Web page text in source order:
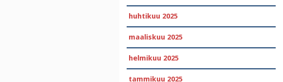
huhtikuu 2025
maaliskuu 2025
helmikuu 2025
tammikuu 2025